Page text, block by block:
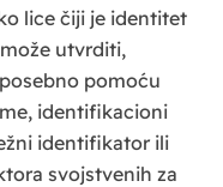
lice čiji je identitet
utvrditi,
pomoću
identifikacioni
identifikator ili
svojstvenih za